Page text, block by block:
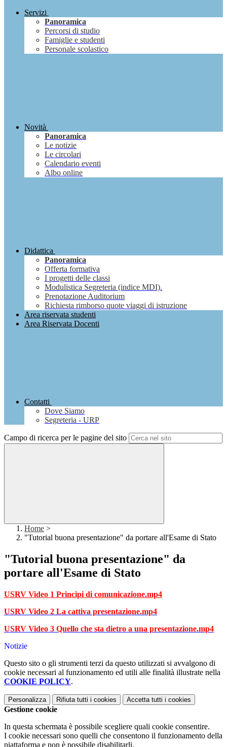
Servizi
Panoramica
Percorsi di studio
Famiglie e studenti
Personale scolastico
Novità
Panoramica
Le notizie
Le circolari
Calendario eventi
Albo online
Didattica
Panoramica
Offerta formativa
I progetti delle classi
Modulistica Segreteria (indice MDI).
Prenotazione Auditorium
Richiesta rimborso quote viaggi di istruzione
Area riservata studenti
Area Riservata Docenti
Contatti
Dove Siamo
Segreteria - URP
Campo di ricerca per le pagine del sito
Home >
"Tutorial buona presentazione" da portare all'Esame di Stato
"Tutorial buona presentazione" da
portare all'Esame di Stato
USRV Video 1 Principi di comunicazione.mp4
USRV Video 2 La cattiva presentazione.mp4
USRV Video 3 Quello che sta dietro a una presentazione.mp4
Notizie
Questo sito o gli strumenti terzi da questo utilizzati si avvalgono di
cookie necessari al funzionamento ed utili alle finalità illustrate nella
COOKIE POLICY.
Personalizza Rifiuta tutti i cookies Accetta tutti i cookies
Gestione cookie
In questa schermata è possibile scegliere quali cookie consentire.
I cookie necessari sono quelli che consentono il funzionamento della
piattaforma e non è possibile disabilitarli.